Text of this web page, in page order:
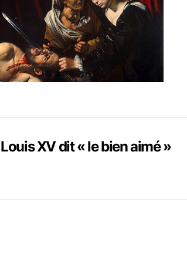
XV dit « le bien aimé »